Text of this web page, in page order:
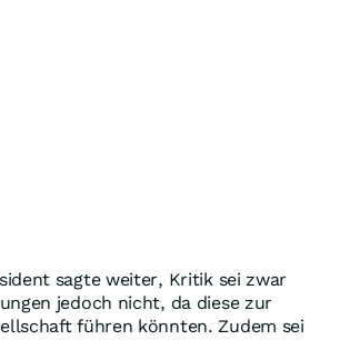
sagte weiter, Kritik sei zwar
jedoch nicht, da diese zur
führen könnten. Zudem sei